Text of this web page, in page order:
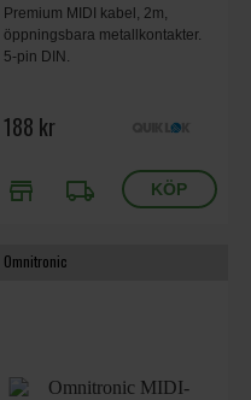
Premium MIDI kabel, 2m,
öppningsbara metallkontakter.
5-pin DIN.
188 kr
store local_shipping
Omnitronic